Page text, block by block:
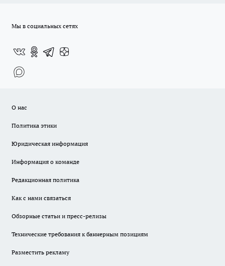
Мы в социальных сетях
О нас
Политика этики
Юридическая информация
Информация о команде
Редакционная политика
Как с нами связаться
Обзорные статьи и пресс-релизы
Технические требования к баннерным позициям
Разместить рекламу